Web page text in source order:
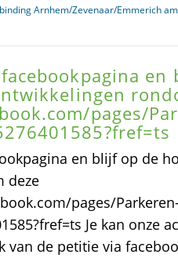
Arnhem/Zevenaar/Emmerich
en
pages/
en blijf op de
deze
pages/
Je kan onze
van de petitie via